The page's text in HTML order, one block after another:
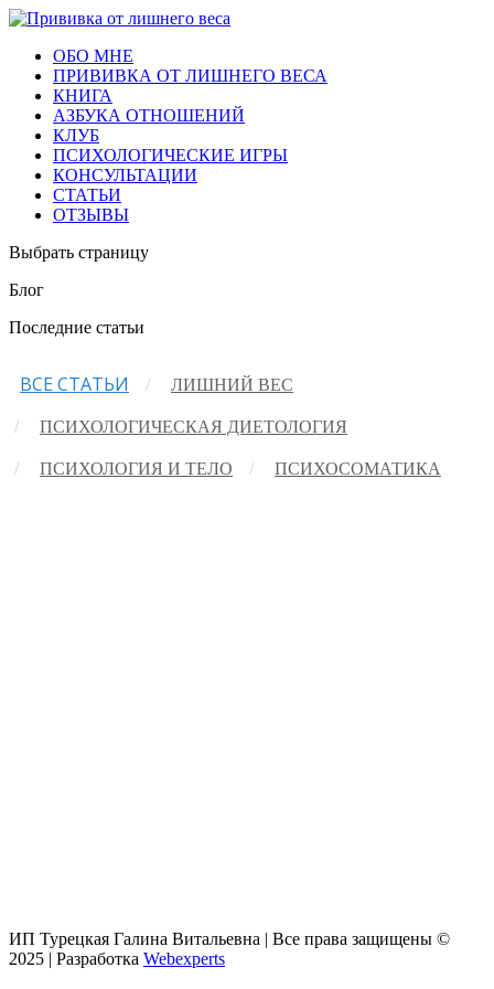
ОБО МНЕ
ПРИВИВКА ОТ ЛИШНЕГО ВЕСА
КНИГА
АЗБУКА ОТНОШЕНИЙ
КЛУБ
ПСИХОЛОГИЧЕСКИЕ ИГРЫ
КОНСУЛЬТАЦИИ
СТАТЬИ
ОТЗЫВЫ
Выбрать страницу
Блог
Последние статьи
ВСЕ СТАТЬИ ЛИШНИЙ ВЕС
ПСИХОЛОГИЧЕСКАЯ ДИЕТОЛОГИЯ
ПСИХОЛОГИЯ И ТЕЛО ПСИХОСОМАТИКА
ИП Турецкая Галина Витальевна | Все права защищены ©
2025 | Разработка Webexperts